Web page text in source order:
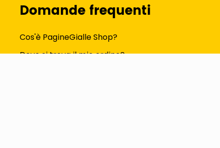
Domande frequenti
Cos'è PagineGialle Shop?
Dove si trova il mio ordine?